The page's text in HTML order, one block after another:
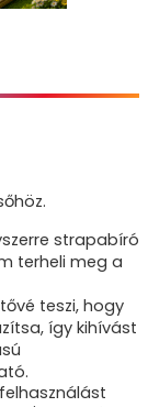
strapabíró
terheli meg a
teszi, hogy
így kihívást